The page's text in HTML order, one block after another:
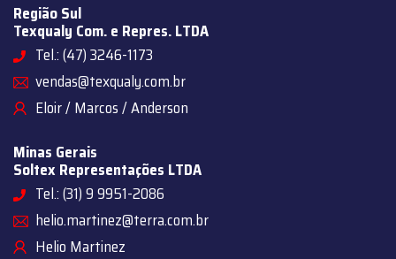
Região Sul
Texqualy Com. e Repres. LTDA
Tel.: (47) 3246-1173
vendas@texqualy.com.br
Eloir / Marcos / Anderson
Minas Gerais
Soltex Representações LTDA
Tel.: (31) 9 9951-2086
helio.martinez@terra.com.br
Helio Martinez